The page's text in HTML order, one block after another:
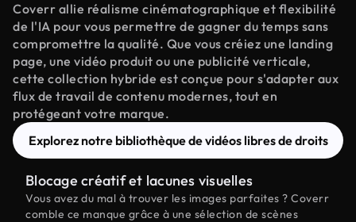
Coverr allie réalisme cinématographique et flexibilité
de l'IA pour vous permettre de gagner du temps sans
compromettre la qualité. Que vous créiez une landing
page, une vidéo produit ou une publicité verticale,
cette collection hybride est conçue pour s'adapter aux
flux de travail de contenu modernes, tout en
protégeant votre marque.
Explorez notre bibliothèque de vidéos libres de droits
Blocage créatif et lacunes visuelles
Vous avez du mal à trouver les images parfaites ? Coverr
comble ce manque grâce à une sélection de scènes